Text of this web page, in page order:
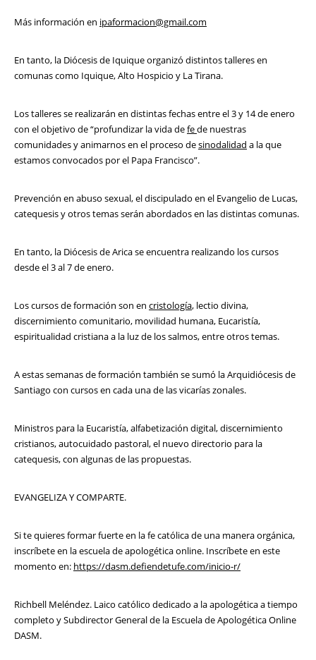
Más información en ipaformacion@gmail.com
En tanto, la Diócesis de Iquique organizó distintos talleres en
comunas como Iquique, Alto Hospicio y La Tirana.
Los talleres se realizarán en distintas fechas entre el 3 y 14 de enero
con el objetivo de “profundizar la vida defede nuestras
comunidades y animarnos en el proceso desinodalidad a la que
estamos convocados por el Papa Francisco”.
Prevención en abuso sexual, el discipulado en el Evangelio de Lucas,
catequesis y otros temas serán abordados en las distintas comunas.
En tanto, la Diócesis de Arica se encuentra realizando los cursos
desde el 3 al 7 de enero.
Los cursos de formación son en cristología, lectio divina,
discernimiento comunitario, movilidad humana, Eucaristía,
espiritualidad cristiana a la luz de los salmos, entre otros temas.
A estas semanas de formación también se sumó la Arquidiócesis de
Santiago con cursos en cada una de las vicarías zonales.
Ministros para la Eucaristía, alfabetización digital, discernimiento
cristianos, autocuidado pastoral, el nuevo directorio para la
catequesis, con algunas de las propuestas.
EVANGELIZA Y COMPARTE.
Si te quieres formar fuerte en la fe católica de una manera orgánica,
inscríbete en la escuela de apologética online. Inscríbete en este
momento en: https://dasm.defiendetufe.com/inicio-r/
Richbell Meléndez. Laico católico dedicado a la apologética a tiempo
completo y Subdirector General de la Escuela de Apologética Online
DASM.